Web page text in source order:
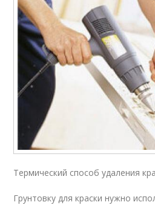
Термический способ удаления
Грунтовку для краски нужно